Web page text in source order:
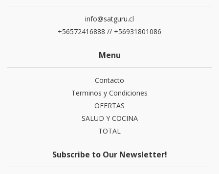
info@satguru.cl
+56572416888 // +56931801086
Menu
Contacto
Terminos y Condiciones
OFERTAS
SALUD Y COCINA
TOTAL
Subscribe to Our Newsletter!